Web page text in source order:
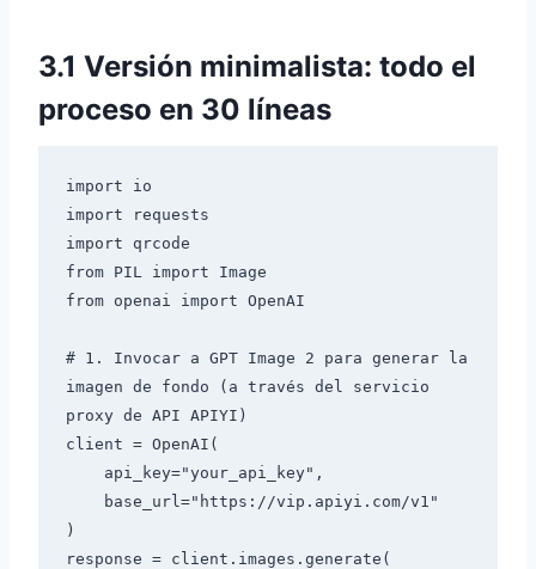
3.1 Versión minimalista: todo el
proceso en 30 líneas
import io
import requests
import qrcode
from PIL import Image
from openai import OpenAI
# 1. Invocar a GPT Image 2 para generar la
imagen de fondo (a través del servicio
proxy de API APIYI)
client = OpenAI(
)
response = client.images.generate(